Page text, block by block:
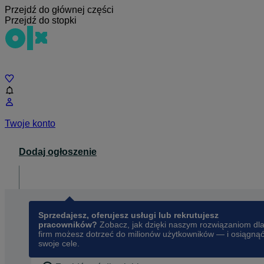
Przejdź do głównej części
Przejdź do stopki
Twoje konto
Dodaj ogłoszenie
Sprzedajesz, oferujesz usługi lub rekrutujesz
pracowników? Zobacz, jak dzięki naszym rozwiązaniom dla
firm możesz dotrzeć do milionów użytkowników — i osiągnąć
swoje cele.